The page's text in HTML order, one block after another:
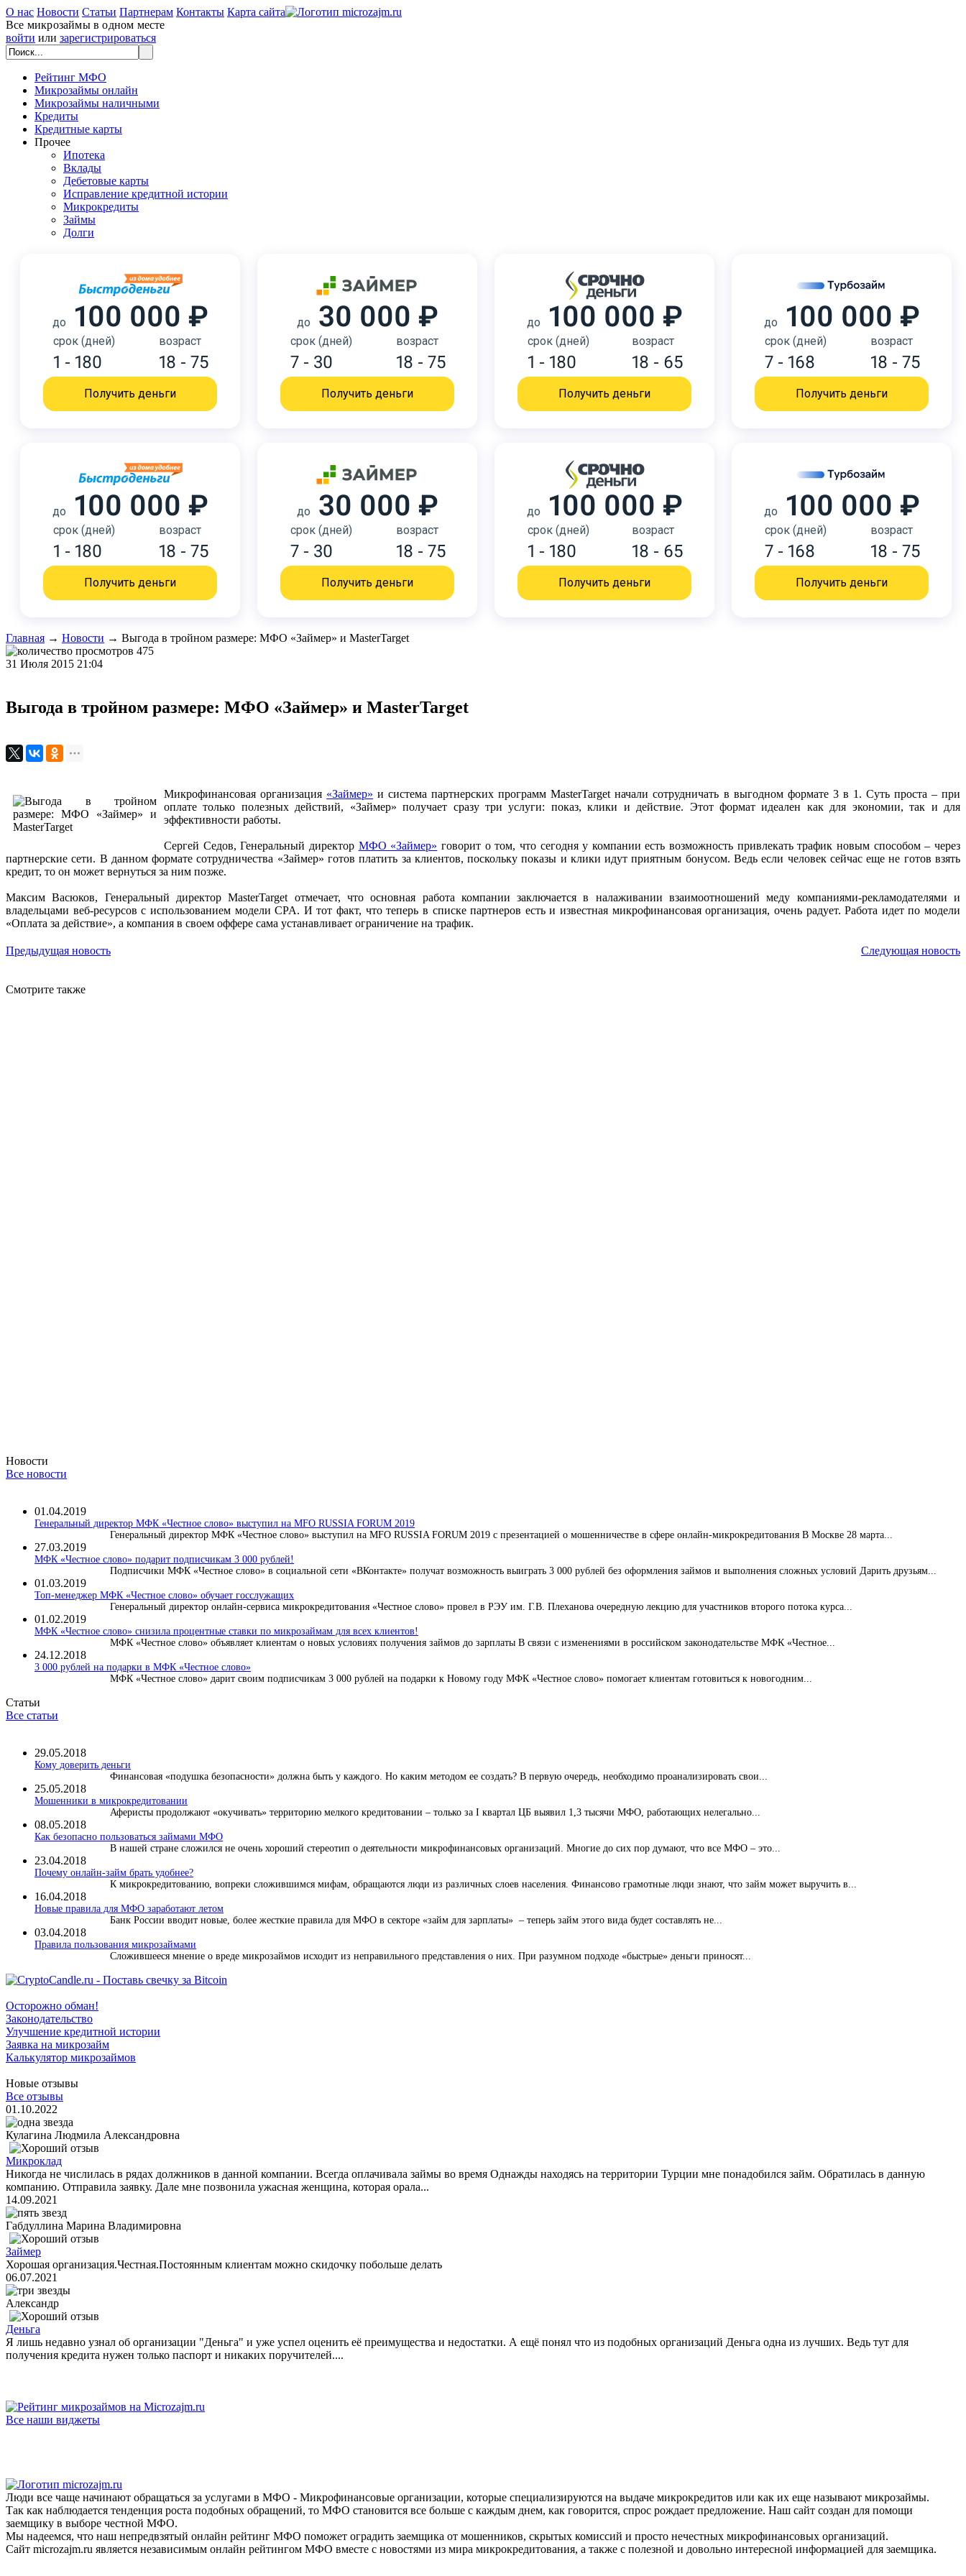
О нас Новости Статьи Партнерам Контакты Карта сайта
Все микрозаймы в одном месте
войти или зарегистрироваться
Рейтинг МФО
Микрозаймы онлайн
Микрозаймы наличными
Кредиты
Кредитные карты
Прочее
Ипотека
Вклады
Дебетовые карты
Исправление кредитной истории
Микрокредиты
Займы
Долги
до 100 000 ₽
срок (дней)
1 - 180
возраст
18 - 75
Получить деньги
до 30 000 ₽
срок (дней)
7 - 30
возраст
18 - 75
Получить деньги
до 100 000 ₽
срок (дней)
1 - 180
возраст
18 - 65
Получить деньги
до 100 000 ₽
срок (дней)
7 - 168
возраст
18 - 75
Получить деньги
до 100 000 ₽
срок (дней)
1 - 180
возраст
18 - 75
Получить деньги
до 30 000 ₽
срок (дней)
7 - 30
возраст
18 - 75
Получить деньги
до 100 000 ₽
срок (дней)
1 - 180
возраст
18 - 65
Получить деньги
до 100 000 ₽
срок (дней)
7 - 168
возраст
18 - 75
Получить деньги
Главная → Новости → Выгода в тройном размере: МФО «Займер» и MasterTarget
475
31 Июля 2015 21:04
Выгода в тройном размере: МФО «Займер» и MasterTarget
Микрофинансовая организация «Займер» и система партнерских программ MasterTarget начали сотрудничать в выгодном формате 3 в 1. Суть проста – при
оплате только полезных действий, «Займер» получает сразу три услуги: показ, клики и действие. Этот формат идеален как для экономии, так и для
эффективности работы.
Сергей Седов, Генеральный директор МФО «Займер» говорит о том, что сегодня у компании есть возможность привлекать трафик новым способом – через
партнерские сети. В данном формате сотрудничества «Займер» готов платить за клиентов, поскольку показы и клики идут приятным бонусом. Ведь если человек сейчас еще не готов взять
кредит, то он может вернуться за ним позже.
Максим Васюков, Генеральный директор MasterTarget отмечает, что основная работа компании заключается в налаживании взаимоотношений меду компаниями-рекламодателями и
владельцами веб-ресурсов с использованием модели CPA. И тот факт, что теперь в списке партнеров есть и известная микрофинансовая организация, очень радует. Работа идет по модели
«Оплата за действие», а компания в своем оффере сама устанавливает ограничение на трафик.
Предыдущая новость Следующая новость
Смотрите также
Новости
Все новости
01.04.2019
Генеральный директор МФК «Честное слово» выступил на MFO RUSSIA FORUM 2019
Генеральный директор МФК «Честное слово» выступил на MFO RUSSIA FORUM 2019 с презентацией о мошенничестве в сфере онлайн-микрокредитования В Москве 28 марта...
27.03.2019
МФК «Честное слово» подарит подписчикам 3 000 рублей!
Подписчики МФК «Честное слово» в социальной сети «ВКонтакте» получат возможность выиграть 3 000 рублей без оформления займов и выполнения сложных условий Дарить друзьям...
01.03.2019
Топ-менеджер МФК «Честное слово» обучает госслужащих
Генеральный директор онлайн-сервиса микрокредитования «Честное слово» провел в РЭУ им. Г.В. Плеханова очередную лекцию для участников второго потока курса...
01.02.2019
МФК «Честное слово» снизила процентные ставки по микрозаймам для всех клиентов!
МФК «Честное слово» объявляет клиентам о новых условиях получения займов до зарплаты В связи с изменениями в российском законодательстве МФК «Честное...
24.12.2018
3 000 рублей на подарки в МФК «Честное слово»
МФК «Честное слово» дарит своим подписчикам 3 000 рублей на подарки к Новому году МФК «Честное слово» помогает клиентам готовиться к новогодним...
Статьи
Все статьи
29.05.2018
Кому доверить деньги
Финансовая «подушка безопасности» должна быть у каждого. Но каким методом ее создать? В первую очередь, необходимо проанализировать свои...
25.05.2018
Мошенники в микрокредитовании
Аферисты продолжают «окучивать» территорию мелкого кредитовании – только за I квартал ЦБ выявил 1,3 тысячи МФО, работающих нелегально...
08.05.2018
Как безопасно пользоваться займами МФО
В нашей стране сложился не очень хороший стереотип о деятельности микрофинансовых организаций. Многие до сих пор думают, что все МФО – это...
23.04.2018
Почему онлайн-займ брать удобнее?
К микрокредитованию, вопреки сложившимся мифам, обращаются люди из различных слоев населения. Финансово грамотные люди знают, что займ может выручить в...
16.04.2018
Новые правила для МФО заработают летом
Банк России вводит новые, более жесткие правила для МФО в секторе «займ для зарплаты» – теперь займ этого вида будет составлять не...
03.04.2018
​Правила пользования микрозаймами
Сложившееся мнение о вреде микрозаймов исходит из неправильного представления о них. При разумном подходе «быстрые» деньги приносят...
Осторожно обман!
Законодательство
Улучшение кредитной истории
Заявка на микрозайм
Калькулятор микрозаймов
Новые отзывы
Все отзывы
01.10.2022
Кулагина Людмила Александровна
Микроклад
Никогда не числилась в рядах должников в данной компании. Всегда оплачивала займы во время Однажды находясь на территории Турции мне понадобился займ. Обратилась в данную
компанию. Отправила заявку. Дале мне позвонила ужасная женщина, которая орала...
14.09.2021
Габдуллина Марина Владимировна
Займер
Хорошая организация.Честная.Постоянным клиентам можно скидочку побольше делать
06.07.2021
Александр
Деньга
Я лишь недавно узнал об организации "Деньга" и уже успел оценить её преимущества и недостатки. А ещё понял что из подобных организаций Деньга одна из лучших. Ведь тут для
получения кредита нужен только паспорт и никаких поручителей....
Все наши виджеты
Люди все чаще начинают обращаться за услугами в МФО - Микрофинансовые организации, которые специализируются на выдаче микрокредитов или как их еще называют микрозаймы.
Так как наблюдается тенденция роста подобных обращений, то МФО становится все больше с каждым днем, как говорится, спрос рождает предложение. Наш сайт создан для помощи
заемщику в выборе честной МФО.
Мы надеемся, что наш непредвзятый онлайн рейтинг МФО поможет оградить заемщика от мошенников, скрытых комиссий и просто нечестных микрофинансовых организаций.
Сайт microzajm.ru является независимым онлайн рейтингом МФО вместе с новостями из мира микрокредитования, а также с полезной и довольно интересной информацией для заемщика.